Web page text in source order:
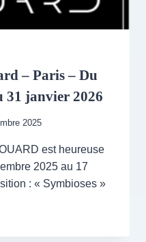
– Paris – Du
31 janvier 2026
2025
est heureuse
2025 au 17
: « Symbioses »